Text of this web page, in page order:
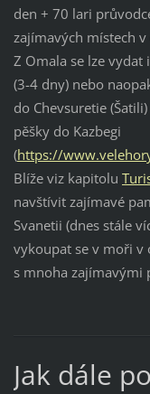
den + 70 lari
zajímavých místech
Z Omala se lze
(3-4 dny) nebo
do Chevsuretie
pěšky do Kazbegi
(https://
Blíže viz kapitolu
navštívit zajímavé
Svanetii (dnes stále
vykoupat se v moři v
s mnoha zajímavými
Jak dále